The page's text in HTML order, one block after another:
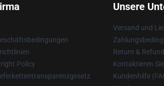
Policy
Unsere
Versand und
Return &
Kontaktieren
Kundenhilfe